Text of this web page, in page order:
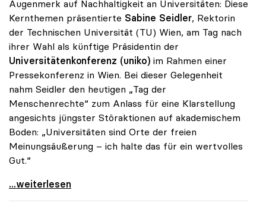
Augenmerk auf Nachhaltigkeit an Universitäten: Diese
Kernthemen präsentierte Sabine Seidler, Rektorin
der Technischen Universität (TU) Wien, am Tag nach
ihrer Wahl als künftige Präsidentin der
Universitätenkonferenz (uniko) im Rahmen einer
Pressekonferenz in Wien. Bei dieser Gelegenheit
nahm Seidler den heutigen „Tag der
Menschenrechte“ zum Anlass für eine Klarstellung
angesichts jüngster Störaktionen auf akademischem
Boden: „Universitäten sind Orte der freien
Meinungsäußerung – ich halte das für ein wertvolles
Gut.“
Seidler: „Universitäten sind Orte der freien
...weiterlesen